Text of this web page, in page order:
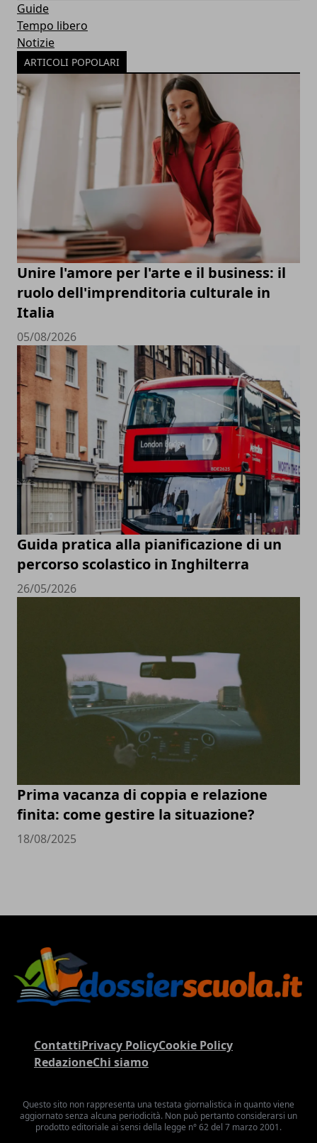
Guide
Tempo libero
Notizie
ARTICOLI POPOLARI
Unire l'amore per l'arte e il business: il
ruolo dell'imprenditoria culturale in
Italia
05/08/2026
Guida pratica alla pianificazione di un
percorso scolastico in Inghilterra
26/05/2026
Prima vacanza di coppia e relazione
finita: come gestire la situazione?
18/08/2025
ContattiPrivacy PolicyCookie Policy
RedazioneChi siamo
Questo sito non rappresenta una testata giornalistica in quanto viene
aggiornato senza alcuna periodicità. Non può pertanto considerarsi un
prodotto editoriale ai sensi della legge n° 62 del 7 marzo 2001.